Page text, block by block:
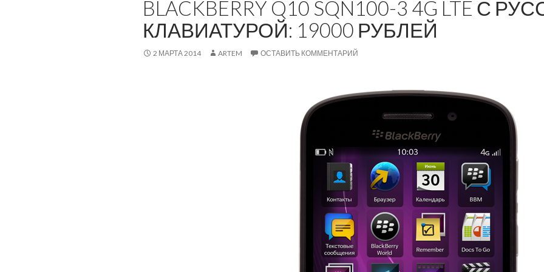
BLACKBERRY Q10 SQN100-3 4G LTE С
КЛАВИАТУРОЙ: 19000 РУБЛЕЙ
2 МАРТА 2014 ARTEM ОСТАВИТЬ КОММЕНТАРИЙ